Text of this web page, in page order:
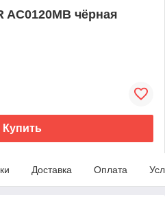
чёрная
Купить
Доставка Оплата